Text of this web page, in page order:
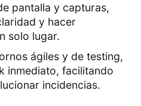
pantalla y capturas,
y hacer
solo lugar.
ágiles y de testing,
inmediato, facilitando
incidencias.